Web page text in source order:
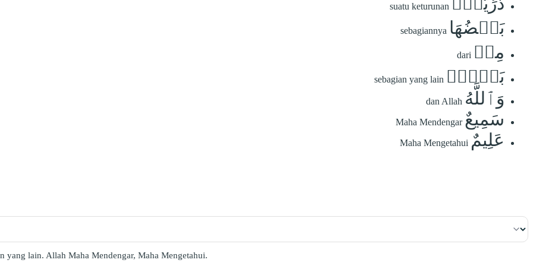
suatu keturunan
بَعۡضُهَا sebagiannya
مِنۢ dari
بَعۡضٖۗ sebagian yang lain
وَٱللَّهُ dan Allah
سَمِيعٌ Maha Mendengar
عَلِيمٌ Maha Mengetahui
yang lain. Allah Maha Mendengar, Maha Mengetahui.